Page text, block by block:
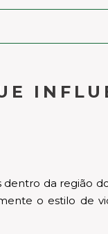
da região
o estilo de